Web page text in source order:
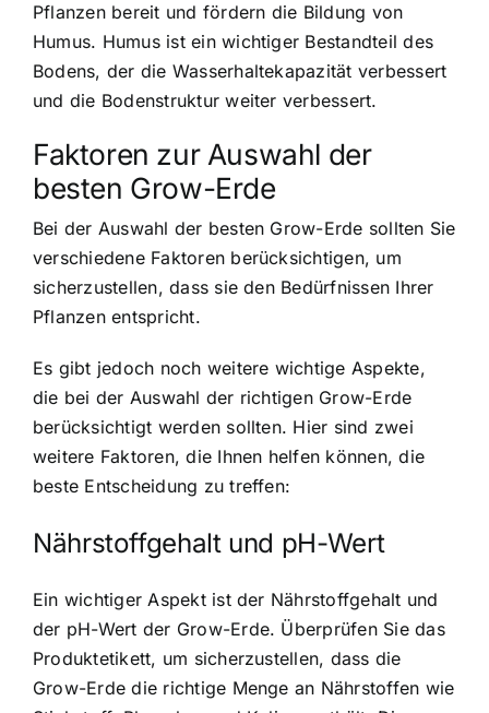
Pflanzen bereit und fördern die Bildung von
Humus. Humus ist ein wichtiger Bestandteil des
Bodens, der die Wasserhaltekapazität verbessert
und die Bodenstruktur weiter verbessert.
Faktoren zur Auswahl der
besten Grow-Erde
Bei der Auswahl der besten Grow-Erde sollten Sie
verschiedene Faktoren berücksichtigen, um
sicherzustellen, dass sie den Bedürfnissen Ihrer
Pflanzen entspricht.
Es gibt jedoch noch weitere wichtige Aspekte,
die bei der Auswahl der richtigen Grow-Erde
berücksichtigt werden sollten. Hier sind zwei
weitere Faktoren, die Ihnen helfen können, die
beste Entscheidung zu treffen:
Nährstoffgehalt und pH-Wert
Ein wichtiger Aspekt ist der Nährstoffgehalt und
der pH-Wert der Grow-Erde. Überprüfen Sie das
Produktetikett, um sicherzustellen, dass die
Grow-Erde die richtige Menge an Nährstoffen wie